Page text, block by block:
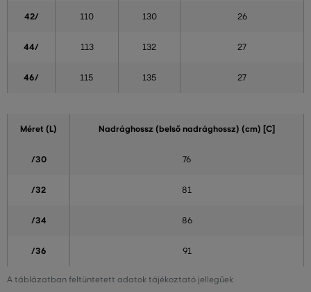
42/ 110 130 26
44/ 113 132 27
46/ 115 135 27
A táblázatban feltüntetett adatok tájékoztató jellegűek
Méret (L) Nadrághossz (belső nadrághossz) (cm) [C]
/30 76
/32 81
/34 86
/36 91